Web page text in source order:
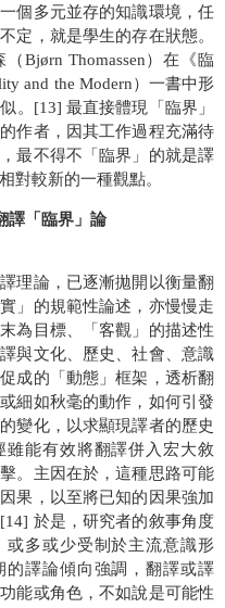
個多元並存的知識環境，任
定，就是學生的存在狀態。
Bjørn Thomassen）在《臨
and the Modern）一書中形
。[13] 最直接體現「臨界」
作者，因其工作過程充滿待
最不得不「臨界」的就是譯
對較新的一種觀點。
譯「臨界」論
理論，已逐漸拋開以衡量翻
」的規範性論述，亦慢慢走
為目標、「客觀」的描述性
與文化、歷史、社會、意識
成的「動態」框架，透析翻
細如秋毫的動作，如何引發
變化，以求顯現譯者的歷史
雖能有效將翻譯併入宏大敘
。主因在於，這種思路可能
果，以至將已知的因果強加
於是，研究者的敘事角度
或多或少受制於主流意識形
的譯論傾向強調，翻譯或譯
能或角色，不如說是可能性